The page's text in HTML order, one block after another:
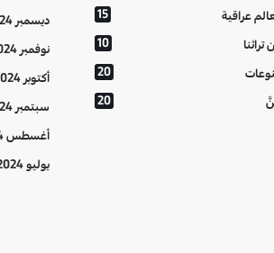
عراقية 15
تراثنا 10
20
20
ديسمبر 2024
نوفمبر 2024
أكتوبر 2024
سبتمبر 2024
أغسطس 2024
يوليو 2024